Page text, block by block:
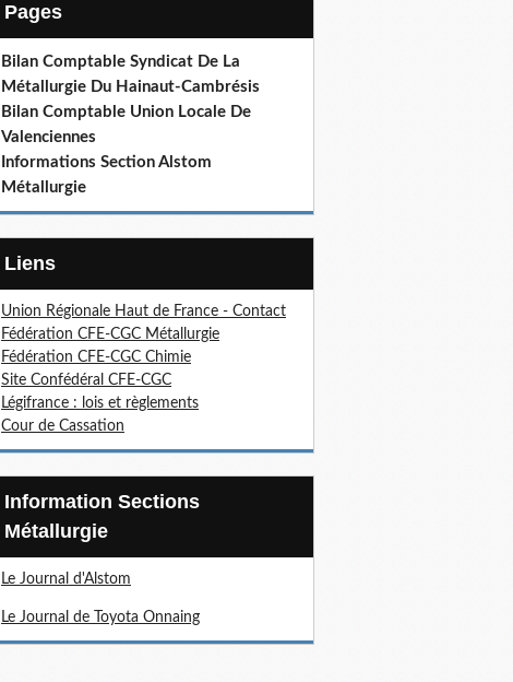
Pages
Bilan Comptable Syndicat De La
Métallurgie Du Hainaut-Cambrésis
Bilan Comptable Union Locale De
Valenciennes
Informations Section Alstom
Métallurgie
Liens
Union Régionale Haut de France - Contact
Fédération CFE-CGC Métallurgie
Fédération CFE-CGC Chimie
Site Confédéral CFE-CGC
Légifrance : lois et règlements
Cour de Cassation
Information Sections
Métallurgie
Le Journal d'Alstom
Le Journal de Toyota Onnaing